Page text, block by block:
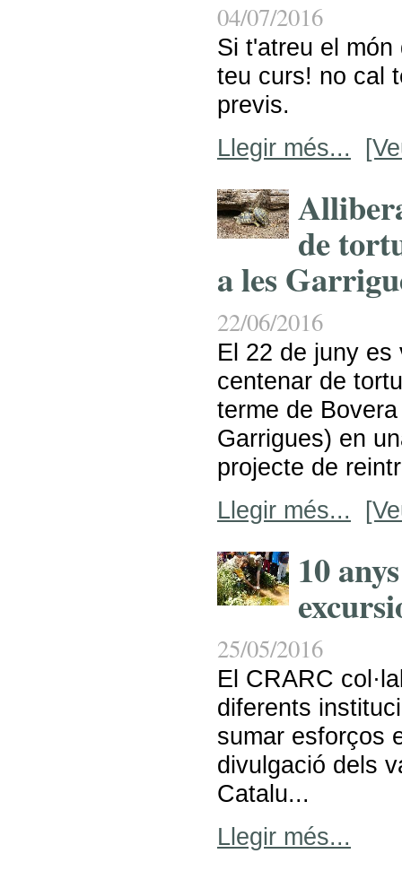
04/07/2016
Si t'atreu el
teu curs! no cal
previs.
Llegir més...
de
a les
22/06/2016
El 22 de juny es
centenar de
terme de
Garrigues) en
projecte de
Llegir més...
10
25/05/2016
El CRARC
diferents
sumar esforços
divulgació dels
Catalu...
Llegir més...